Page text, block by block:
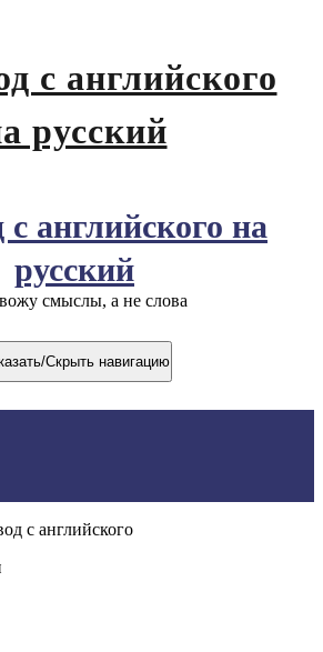
с английского на
русский
смыслы, а не слова
Скрыть навигацию